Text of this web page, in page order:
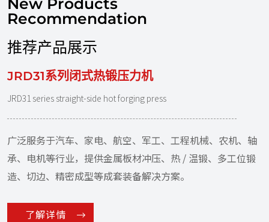
Recommendation
推荐产品展示
JRD31系列闭式热锻压力机
JRD31 series straight-side hot forging press
广泛服务于汽车、家电、航空、军工、工程机械、农机、轴
承、电机等行业，提供金属板材冲压、热 / 温锻、多工位锻
造、切边、精密成型等成套装备解决方案。
了解详情